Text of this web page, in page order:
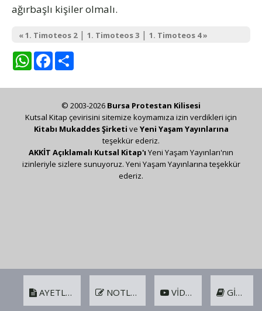
ağırbaşlı kişiler olmalı.
« 1. Timoteos 2| 1. Timoteos 3 | 1. Timoteos 4 »
WhatsAppFacebook
AYETLER NOTLAR VIDEO GIRIŞ
© 2003-2026 Bursa Protestan Kilisesi
Kutsal Kitap çevirisini sitemize koymamıza izin verdikleri için
Kitabı Mukaddes Şirketi ve Yeni Yaşam Yayınlarına
teşekkür ederiz.
AKKİT Açıklamalı Kutsal Kitap'ı Yeni Yaşam Yayınları'nın
izinleriyle sizlere sunuyoruz. Yeni Yaşam Yayınlarına teşekkür
ederiz.